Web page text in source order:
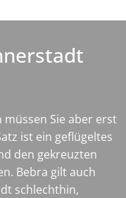
müssen Sie aber erst
ist ein geflügeltes
den gekreuzten
Bebra gilt auch
schlechthin,